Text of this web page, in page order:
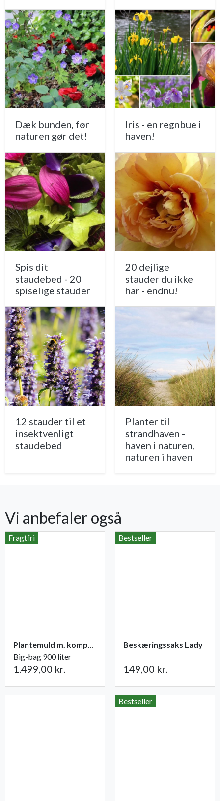
Dæk bunden, før
naturen gør det!
Iris - en regnbue i
haven!
Spis dit
staudebed - 20
spiselige stauder
20 dejlige
stauder du ikke
har - endnu!
12 stauder til et
insektvenligt
staudebed
Planter til
strandhaven -
haven i naturen,
naturen i haven
Vi anbefaler også
Fragtfri
Plantemuld m. kompost fra Champost
Big-bag 900 liter
1.499,00 kr.
Bestseller
Beskæringssaks Lady
149,00 kr.
Bestseller